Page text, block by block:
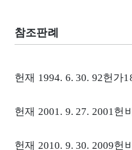
참조판례
헌재 1994. 6. 30. 92헌가
헌재 2001. 9. 27. 2001헌
헌재 2010. 9. 30. 2009헌